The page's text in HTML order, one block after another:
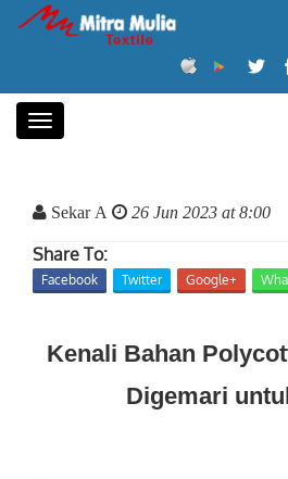
Toggle
Sekar A 26 Jun 2023 at 8:00
Share To:
Facebook Twitter Google+
Kenali Bahan
Digemari